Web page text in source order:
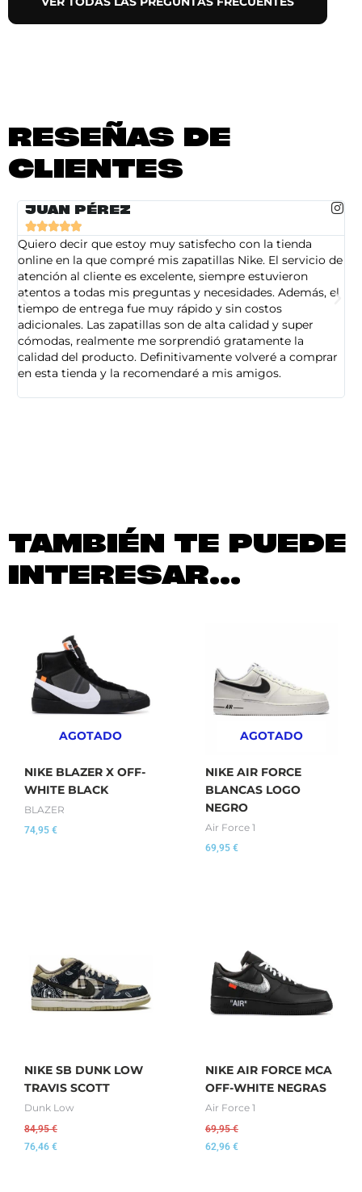
RESEÑAS DE
CLIENTES
JUAN PÉREZ

Quiero decir que estoy muy satisfecho con la tienda
online en la que compré mis zapatillas Nike. El servicio de
atención al cliente es excelente, siempre estuvieron
atentos a todas mis preguntas y necesidades. Además, el
tiempo de entrega fue muy rápido y sin costos
adicionales. Las zapatillas son de alta calidad y super
cómodas, realmente me sorprendió gratamente la
calidad del producto. Definitivamente volveré a comprar
en esta tienda y la recomendaré a mis amigos.
TAMBIÉN TE PUEDE
INTERESAR...
AGOTADO
NIKE BLAZER X OFF-
WHITE BLACK
BLAZER
74,95 €
AGOTADO
NIKE AIR FORCE
BLANCAS LOGO
NEGRO
Air Force 1
69,95 €
NIKE SB DUNK LOW
TRAVIS SCOTT
Dunk Low
84,95€
76,46 €
NIKE AIR FORCE MCA
OFF-WHITE NEGRAS
Air Force 1
69,95€
62,96 €